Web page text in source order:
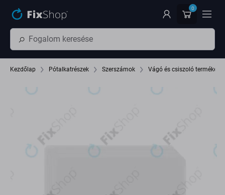
0
Kezdőlap Pótalkatrészek Szerszámok Vágó és csiszoló termékek